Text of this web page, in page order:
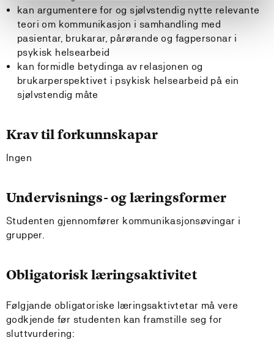
kan argumentere for og sjølvstendig nytte relevante
teori om kommunikasjon i samhandling med
pasientar, brukarar, pårørande og fagpersonar i
psykisk helsearbeid
kan formidle betydinga av relasjonen og
brukarperspektivet i psykisk helsearbeid på ein
sjølvstendig måte
Krav til forkunnskapar
Ingen
Undervisnings- og læringsformer
Studenten gjennomfører kommunikasjonsøvingar i
grupper.
Obligatorisk læringsaktivitet
Følgjande obligatoriske læringsaktivtetar må vere
godkjende før studenten kan framstille seg for
sluttvurdering: